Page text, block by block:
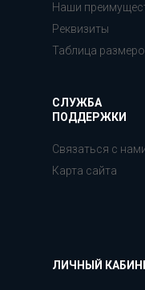
Наши
Реквизиты
Таблица
СЛУЖБА
ПОДДЕРЖКИ
Связаться с
Карта сайта
ЛИЧНЫЙ